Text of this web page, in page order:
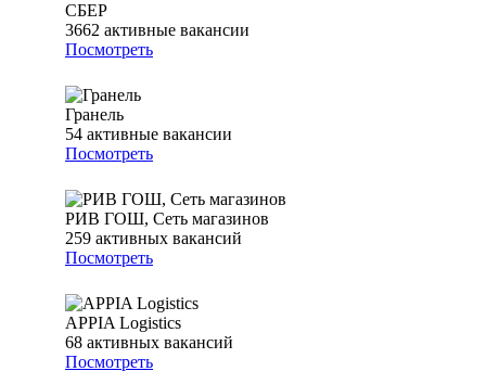
СБЕР
3662 активные вакансии
Посмотреть
Гранель
54 активные вакансии
Посмотреть
РИВ ГОШ, Сеть магазинов
259 активных вакансий
Посмотреть
APPIA Logistics
68 активных вакансий
Посмотреть